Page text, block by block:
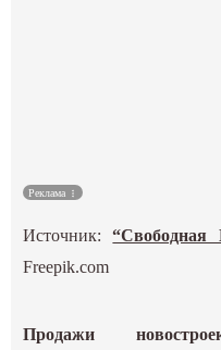
Реклама
Источник:
Freepik.com
Продажи